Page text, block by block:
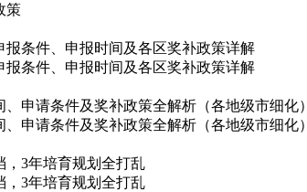
策
条件、申报时间及各区奖补政策详解
条件、申报时间及各区奖补政策详解
申请条件及奖补政策全解析（各地级市细化）
申请条件及奖补政策全解析（各地级市细化）
，3年培育规划全打乱
，3年培育规划全打乱